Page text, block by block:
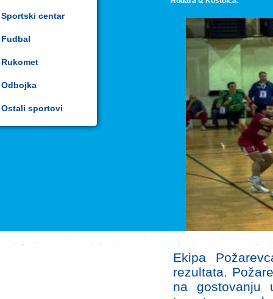
Sportski centar
Fudbal
Rukomet
Odbojka
Ostali sportovi
Ekipa
rezultata.
na gostovanju